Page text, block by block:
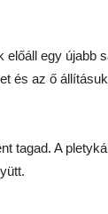
egy újabb
és az ő
tagad. A